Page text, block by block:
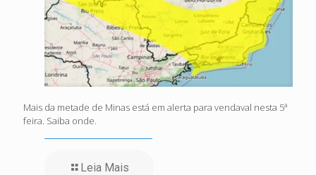
Mais da metade de Minas está em alerta para vendaval nesta 5ª
feira. Saiba onde.
Leia Mais